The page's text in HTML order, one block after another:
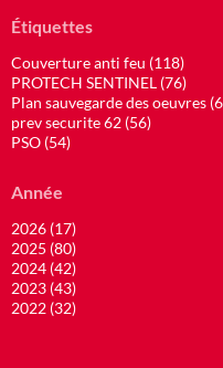
Étiquettes
Couverture anti feu (118)
PROTECH SENTINEL (76)
Plan sauvegarde des oeuvres
prev securite 62 (56)
PSO (54)
Année
2026 (17)
2025 (80)
2024 (42)
2023 (43)
2022 (32)